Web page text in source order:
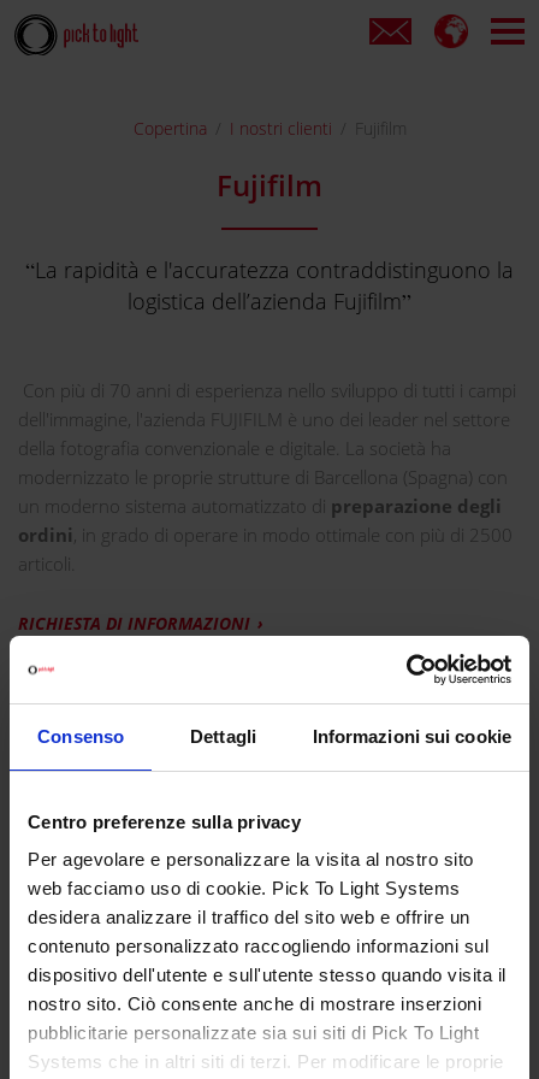
Consenso Dettagli Informazioni sui cookie
Centro preferenze sulla privacy
Per agevolare e personalizzare la visita al nostro sito
web facciamo uso di cookie. Pick To Light Systems
desidera analizzare il traffico del sito web e offrire un
contenuto personalizzato raccogliendo informazioni sul
dispositivo dell'utente e sull'utente stesso quando visita il
nostro sito. Ciò consente anche di mostrare inserzioni
pubblicitarie personalizzate sia sui siti di Pick To Light
Systems che in altri siti di terzi. Per modificare le proprie
Copertina I nostri clienti Fujifilm
Fujifilm
La rapidità e l'accuratezza contraddistinguono la
logistica dell’azienda Fujifilm
Con più di 70 anni di esperienza nello sviluppo di tutti i campi
dell'immagine, l'azienda FUJIFILM è uno dei leader nel settore
della fotografia convenzionale e digitale. La società ha
modernizzato le proprie strutture di Barcellona (Spagna) con
un moderno sistema automatizzato di preparazione degli
ordini, in grado di operare in modo ottimale con più di 2500
articoli.
RICHIESTA DI INFORMAZIONI
Per migliorare la rapidità e l'accuratezza nellagestione
logisticadi Fujifilm,Pick to Light Systems- in
sistemaDigital Picking Systemsper la
ordiniin magazzino.
La tecnologia
Pick to Lightgarantisce l'accuratezza
necessaria nel prelievo degli articoli con l'impiego di LED
luminosi e di display che consentono all'operatore di
individuare intuitivamente l'ubicazione e la quantità esatta
riguardo all'operazione da eseguire. L'elevata produttività
ottenuta con l'eliminazione delle liste di prelievo e il controllo